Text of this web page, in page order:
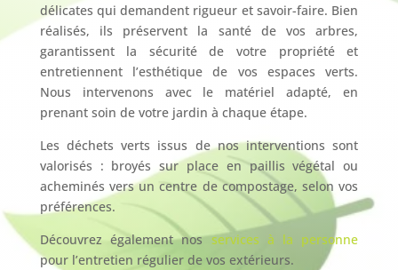
délicates qui demandent rigueur et savoir-faire. Bien
réalisés, ils préservent la santé de vos arbres,
garantissent la sécurité de votre propriété et
entretiennent l’esthétique de vos espaces verts.
Nous intervenons avec le matériel adapté, en
prenant soin de votre jardin à chaque étape.
Les déchets verts issus de nos interventions sont
valorisés : broyés sur place en paillis végétal ou
acheminés vers un centre de compostage, selon vos
préférences.
Découvrez également nosservices à la personne
pour l’entretien régulier de vos extérieurs.